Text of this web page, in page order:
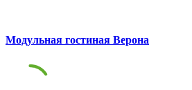
Модульная гостиная Верона